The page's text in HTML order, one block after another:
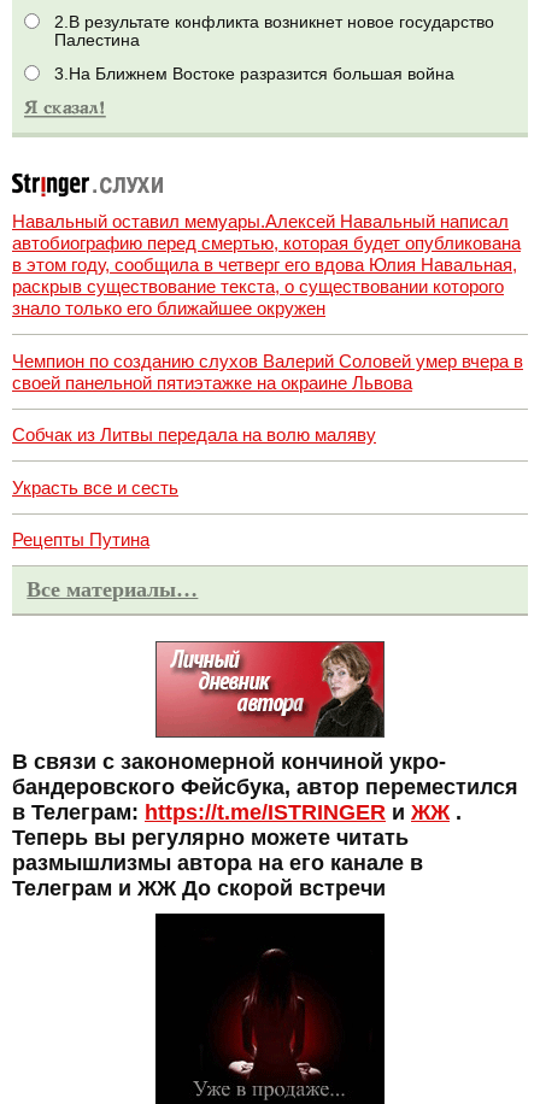
2.В результате конфликта возникнет новое государство
Палестина
3.На Ближнем Востоке разразится большая война
Навальный оставил мемуары.Алексей Навальный написал
автобиографию перед смертью, которая будет опубликована
в этом году, сообщила в четверг его вдова Юлия Навальная,
раскрыв существование текста, о существовании которого
знало только его ближайшее окружен
Чемпион по созданию слухов Валерий Соловей умер вчера в
своей панельной пятиэтажке на окраине Львова
Собчак из Литвы передала на волю маляву
Украсть все и сесть
Рецепты Путина
Все материалы…
В связи с закономерной кончиной укро-
бандеровского Фейсбука, автор переместился
в Телеграм: https://t.me/ISTRINGER и ЖЖ .
Теперь вы регулярно можете читать
размышлизмы автора на его канале в
Телеграм и ЖЖ До скорой встречи